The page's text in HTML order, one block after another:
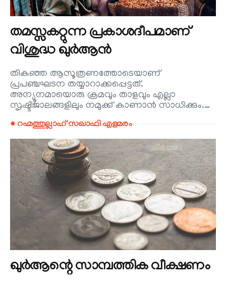
തമസ്സകറ്റുന്ന പ്രകാശദീപമാണ്
വിശുദ്ധ ഖുര്‍ആന്‍
തികഞ്ഞ ആസൂത്രണത്തോടെയാണ്
പ്രപഞ്ചഘടന തയ്യാറാക്കപ്പെട്ടത്.
അന്യൂനമായൊരു ക്രമവും താളവും എല്ലാ
സൃഷ്ടിജാലങ്ങളിലും നമുക്ക് കാണാന്‍ സാധിക്കും.…
● റഹ്മത്തുല്ലാഹ് സഖാഫി എളമരം
ഖുര്‍ആന്റെ സാമ്പത്തിക വീക്ഷണം